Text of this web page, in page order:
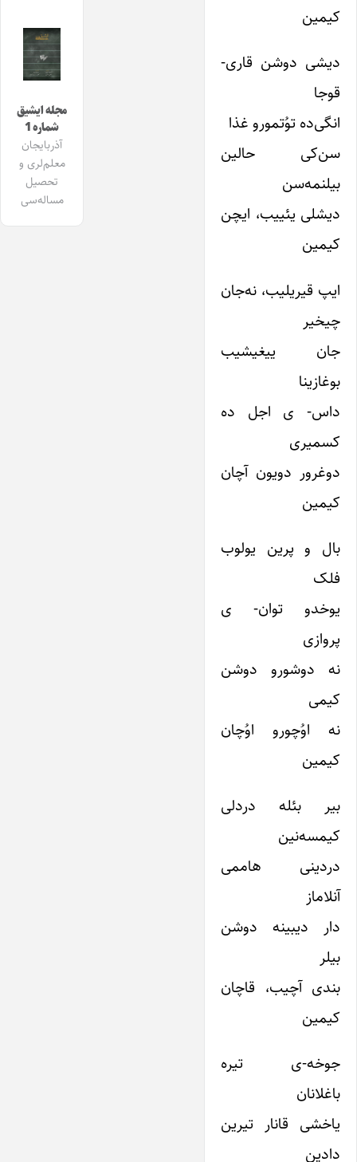
کیمین
دیشی دوشن قاری-
قوجا
انگی‌ده توُتمورو غذا
سن‌کی حالین
بیلنمه‌سن
دیشلی یئییب، ایچن
کیمین
ایپ قیریلیب، نه‌جان
چیخیر
جان ییغیشیب
بوغازینا
داس- ی اجل ده
کسمیری
دوغرور دویون آچان
کیمین
بال و پرین یولوب
فلک
یوخدو توان- ی
پروازی
نه دوشورو دوشن
کیمی
نه اوُچورو اوُچان
کیمین
بیر بئله دردلی
کیمسه‌نین
دردینی هاممی
آنلاماز
دار دیبینه دوشن
بیلر
بندی آچیب، قاچان
کیمین
جوخه-ی تیره
باغلانان
یاخشی قانار تیرین
دادین
مجله ایشیق
شماره 1
آذربایجان
معلم‌لری و
تحصیل
مساله‌سی